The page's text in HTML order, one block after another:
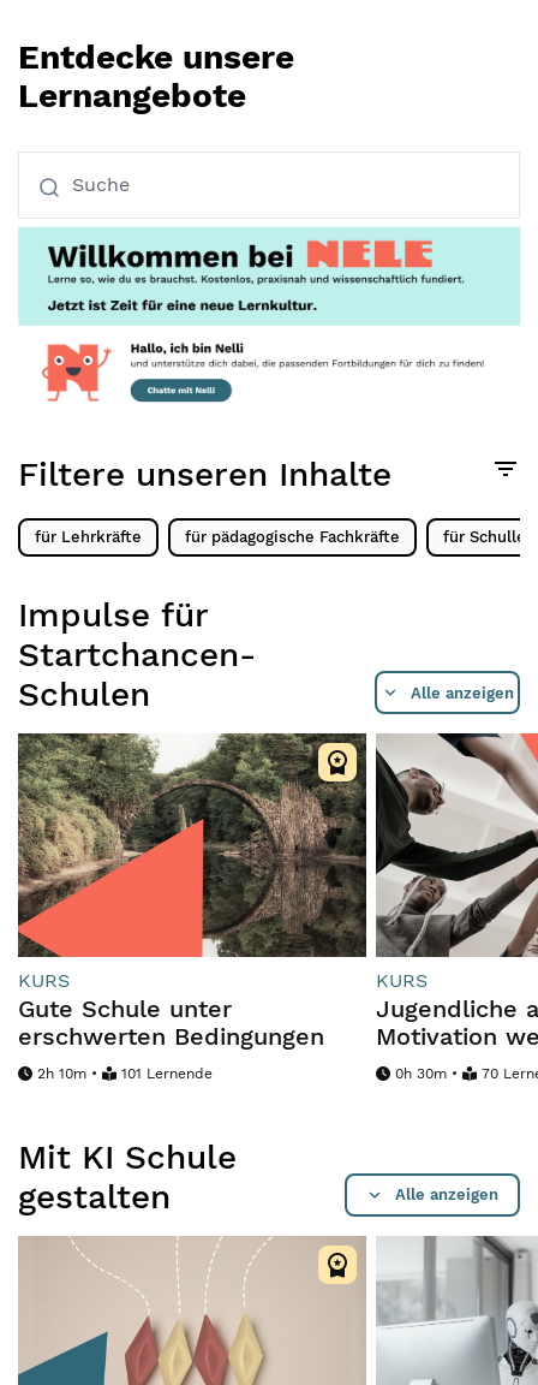
Entdecke unsere
Lernangebote
Filtere unseren Inhalte
für Lehrkräfte für pädagogische Fachkräfte für
Impulse für
Startchancen-
Schulen
Alle anzeigen
KURS
Gute Schule unter
erschwerten Bedingungen
2h 10m • 101 Lernende
KURS
Jugendliche
Motivation
0h 30m • 70
Mit KI Schule
gestalten
Alle anzeigen